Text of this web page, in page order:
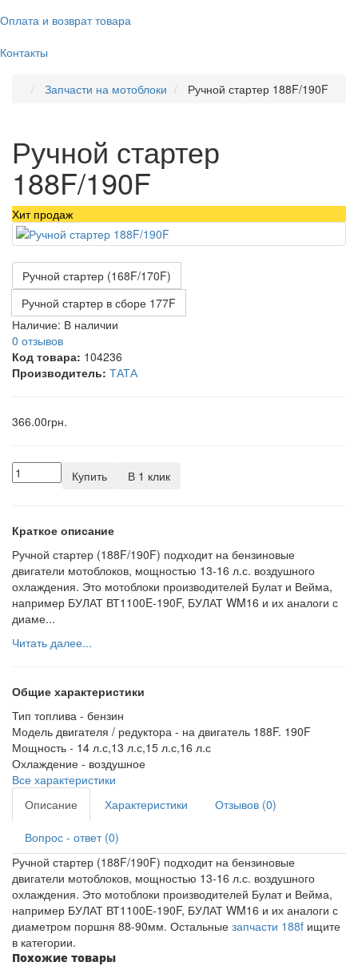
Оплата и возврат товара
Контакты
Запчасти на мотоблоки Ручной стартер 188F/190F
Ручной стартер
188F/190F
Хит продаж
Ручной стартер (168F/170F)
Ручной стартер в сборе 177F
Наличие: В наличии
0 отзывов
Код товара: 104236
Производитель: ТАТА
366.00грн.
Купить В 1 клик
Краткое описание
Ручной стартер (188F/190F) подходит на бензиновые
двигатели мотоблоков, мощностью 13-16 л.с. воздушного
охлаждения. Это мотоблоки производителей Булат и Вейма,
например БУЛАТ ВТ1100E-190F, БУЛАТ WM16 и их аналоги с
диаме...
Читать далее...
Общие характеристики
Тип топлива - бензин
Модель двигателя / редуктора - на двигатель 188F. 190F
Мощность - 14 л.с,13 л.с,15 л.с,16 л.с
Охлаждение - воздушное
Все характеристики
Описание
Характеристики Отзывов (0)
Вопрос - ответ (0)
Ручной стартер (188F/190F) подходит на бензиновые
двигатели мотоблоков, мощностью 13-16 л.с. воздушного
охлаждения. Это мотоблоки производителей Булат и Вейма,
например БУЛАТ ВТ1100E-190F, БУЛАТ WM16 и их аналоги с
диаметром поршня 88-90мм. Остальные запчасти 188f ищите
в категории.
Похожие товары